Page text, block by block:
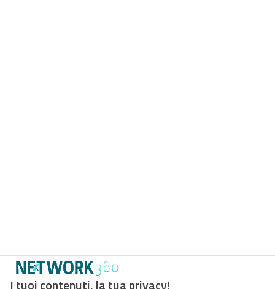
I tuoi contenuti, la tua privacy!